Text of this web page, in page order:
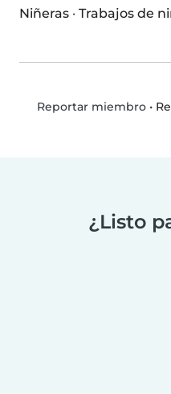
Niñeras · Trabajos de
Reportar miembro•
¿Listo